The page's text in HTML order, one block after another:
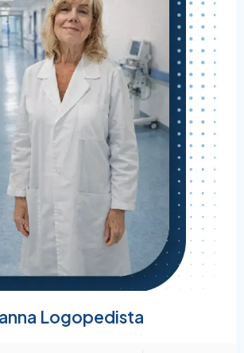
Logopedista